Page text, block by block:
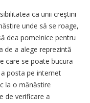
ca unii creştini
unde să se roage,
dea pomelnice pentru
de a alege reprezintă
care se poate bucura
posta pe internet
la o mănăstire
de verificare a